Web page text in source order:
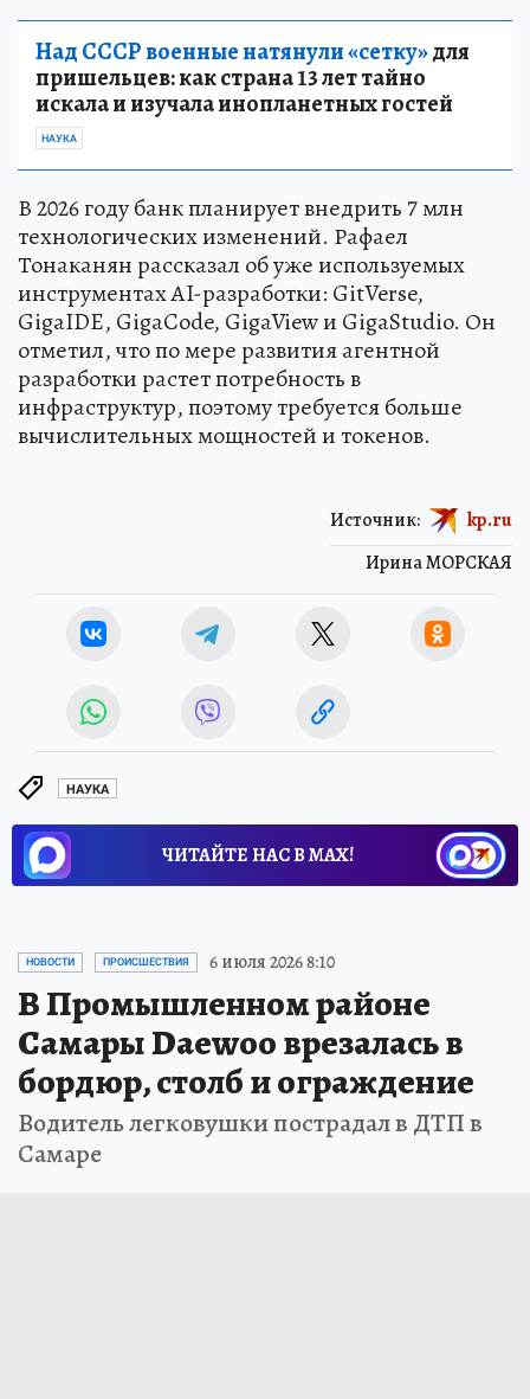
Над СССР военные натянули «сетку»для
пришельцев: как страна 13 лет тайно
искала и изучала инопланетных гостей
НАУКА
В 2026 году банк планирует внедрить 7 млн
технологических изменений. Рафаел
Тонаканян рассказал об уже используемых
инструментах AI-разработки: GitVerse,
GigaIDE, GigaCode, GigaView и GigaStudio. Он
отметил, что по мере развития агентной
разработки растет потребность в
инфраструктур, поэтому требуется больше
вычислительных мощностей и токенов.
Ирина МОРСКАЯ
Источник: kp.ru
НАУКА
ЧИТАЙТЕ НАС В МАХ!
НОВОСТИ ПРОИСШЕСТВИЯ 6 июля 2026 8:10
В Промышленном районе
Самары Daewoo врезалась в
бордюр, столб и ограждение
Водитель легковушки пострадал в ДТП в
Самаре